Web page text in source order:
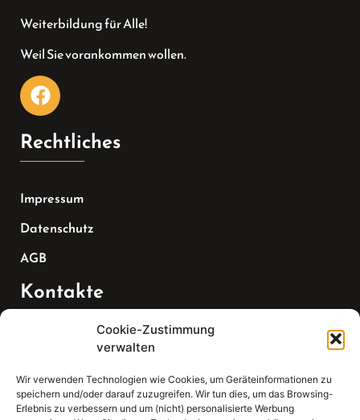
Cookie-Zustimmung
verwalten
Wir verwenden Technologien wie Cookies, um Geräteinformationen zu
speichern und/oder darauf zuzugreifen. Wir tun dies, um das Browsing-
Erlebnis zu verbessern und um (nicht) personalisierte Werbung
Weiterbildung für Alle!
Weil Sie vorankommen wollen.
Rechtliches
Impressum
Datenschutz
AGB
Kontakte
07147 270 3349
Email: